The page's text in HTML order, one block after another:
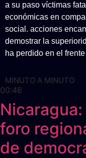
a su paso víctimas
económicas en
social. acciones
demostrar la
ha perdido en el
MINUTO A MINUTO
00:46
foro
de